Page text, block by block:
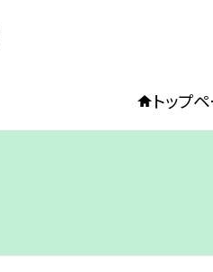
トップ